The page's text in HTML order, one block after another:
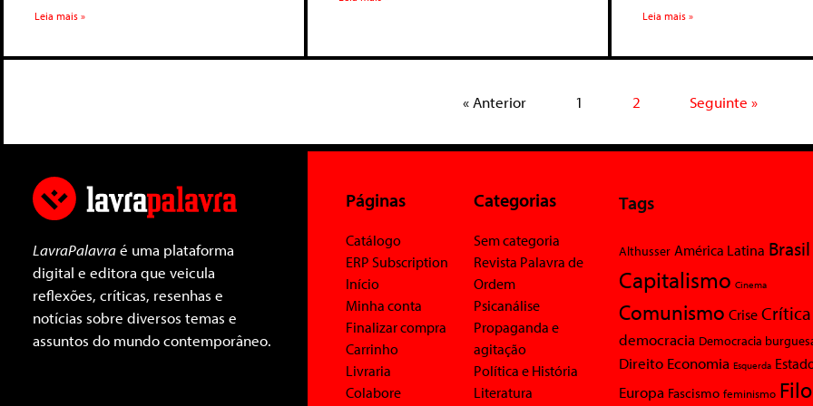
Leia mais » Leia mais »
« Anterior 1 2 Seguinte »
LavraPalavraé uma plataforma
digital e editora que veicula
reflexões, críticas, resenhas e
notícias sobre diversos temas e
assuntos do mundo contemporâneo.
Páginas
Catálogo
ERP Subscription
Início
Minha conta
Finalizar compra
Carrinho
Livraria
Colabore
Categorias
Sem categoria
Revista Palavra de
Ordem
Psicanálise
Propaganda e
agitação
Política e História
Literatura
Tags
Althusser América Latina Brasil
Capitalismo Cinema
Comunismo Crise Crítica
democracia Democracia
Direito Economia Esquerda
Europa Fascismo feminismo